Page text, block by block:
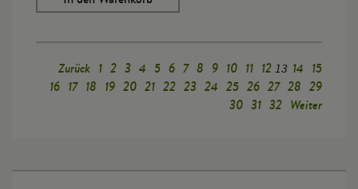
Zurück 1 2 3 4 5 6 7 8 9 10 11 1213 14 15
16 17 18 19 20 21 22 23 24 25 26 27 28 29
30 31 32 Weiter